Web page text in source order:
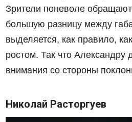
Зрители поневоле
большую разницу между
выделяется, как правило,
ростом. Так что Александру
внимания со стороны
Николай Расторгуев